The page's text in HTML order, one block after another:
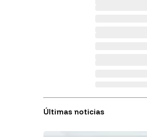
Últimas noticias